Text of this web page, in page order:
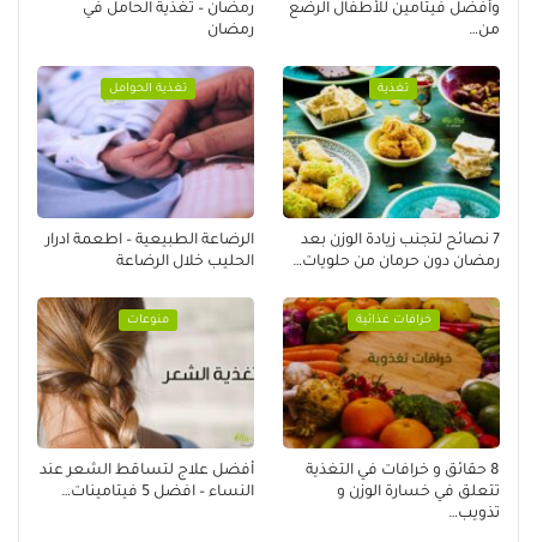
وأفضل فيتامين للأطفال الرضع
من…
رمضان – تغذية الحامل في
رمضان
تغذية
7 نصائح لتجنب زيادة الوزن بعد
رمضان دون حرمان من حلويات…
تغذية الحوامل
الرضاعة الطبيعية – اطعمة ادرار
الحليب خلال الرضاعة
خرافات غذائية
8 حقائق و خرافات في التغذية
تتعلق في خسارة الوزن و
تذويب…
منوعات
أفضل علاج لتساقط الشعر عند
النساء – افضل 5 فيتامينات…